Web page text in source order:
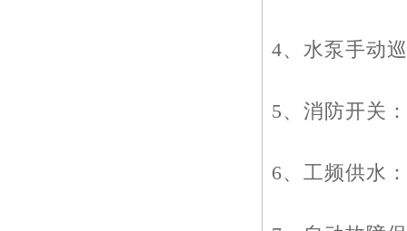
4、水泵手动
5、消防开关
6、工频供水